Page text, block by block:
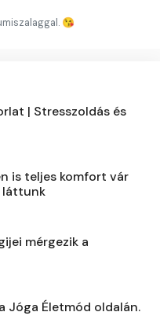
😘
| Stresszoldás és
is teljes komfort vár
láttunk
mérgezik a
Jóga Életmód oldalán.